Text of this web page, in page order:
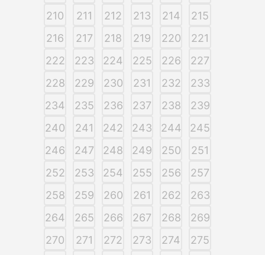
210
211 212 213 214
215
216
217 218 219 220
221
222
223 224 225 226
227
228
229 230 231 232
233
234
235 236 237 238
239
240
241 242 243 244
245
246
247 248 249 250
251
252
253 254 255 256
257
258
259 260 261 262
263
264
265 266 267 268
269
270
271 272 273 274
275